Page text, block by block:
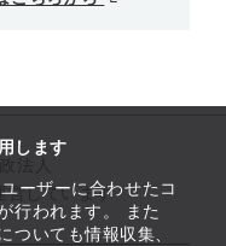
します
ーザーに合わせたコ
行われます。 また
ついても情報収集、
営しています